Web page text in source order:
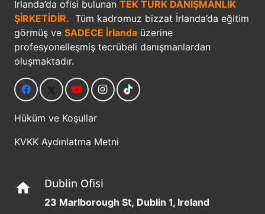
İrlanda’da ofisi bulunan TEK TÜRK DANIŞMANLIK
ŞİRKETİDİR. Tüm kadromuz bizzat İrlanda’da eğitim
görmüş ve SADECE İrlanda üzerine
profesyonelleşmiş tecrübeli danışmanlardan
oluşmaktadır.
Hüküm ve Koşullar
KVKK Aydınlatma Metni
home Dublin Ofisi
23 Marlborough St, Dublin 1, Ireland